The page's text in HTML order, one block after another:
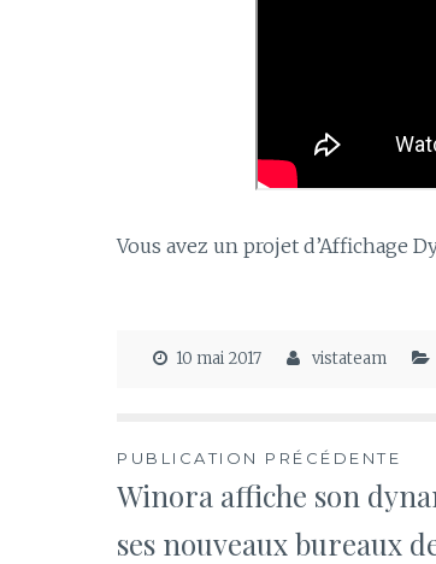
Vous avez un projet d’Affichage
10 mai 2017 vistateam
Navigation
de
PUBLICATION PRÉCÉDENTE
Winora affiche son
ses nouveaux bureaux